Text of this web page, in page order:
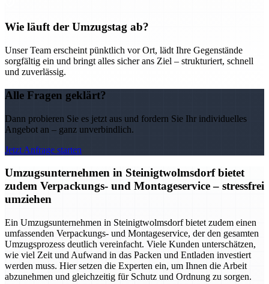
Wie läuft der Umzugstag ab?
Unser Team erscheint pünktlich vor Ort, lädt Ihre Gegenstände
sorgfältig ein und bringt alles sicher ans Ziel – strukturiert, schnell
und zuverlässig.
Alle Fragen geklärt?
Dann probieren Sie es jetzt aus und fordern Sie Ihr individuelles
Angebot an – ganz unverbindlich.
Jetzt Anfrage starten
Umzugsunternehmen in Steinigtwolmsdorf bietet
zudem Verpackungs- und Montageservice – stressfrei
umziehen
Ein Umzugsunternehmen in Steinigtwolmsdorf bietet zudem einen
umfassenden Verpackungs- und Montageservice, der den gesamten
Umzugsprozess deutlich vereinfacht. Viele Kunden unterschätzen,
wie viel Zeit und Aufwand in das Packen und Entladen investiert
werden muss. Hier setzen die Experten ein, um Ihnen die Arbeit
abzunehmen und gleichzeitig für Schutz und Ordnung zu sorgen.